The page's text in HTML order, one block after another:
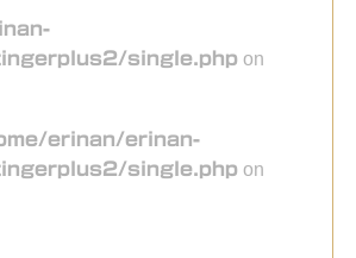
single.php on
erinan/erinan-
single.php on